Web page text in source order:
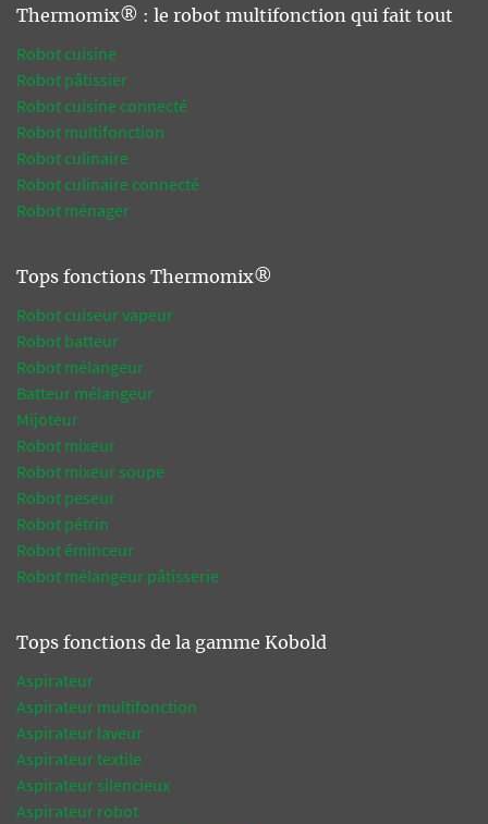
Thermomix® : le robot multifonction qui fait tout
Robot cuisine
Robot pâtissier
Robot cuisine connecté
Robot multifonction
Robot culinaire
Robot culinaire connecté
Robot ménager
Tops fonctions Thermomix®
Robot cuiseur vapeur
Robot batteur
Robot mélangeur
Batteur mélangeur
Mijoteur
Robot mixeur
Robot mixeur soupe
Robot peseur
Robot pétrin
Robot éminceur
Robot mélangeur pâtisserie
Tops fonctions de la gamme Kobold
Aspirateur
Aspirateur multifonction
Aspirateur laveur
Aspirateur textile
Aspirateur silencieux
Aspirateur robot